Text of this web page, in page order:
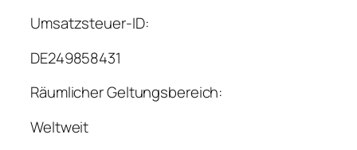
Umsatzsteuer-ID:
DE249858431
Räumlicher Geltungsbereich:
Weltweit